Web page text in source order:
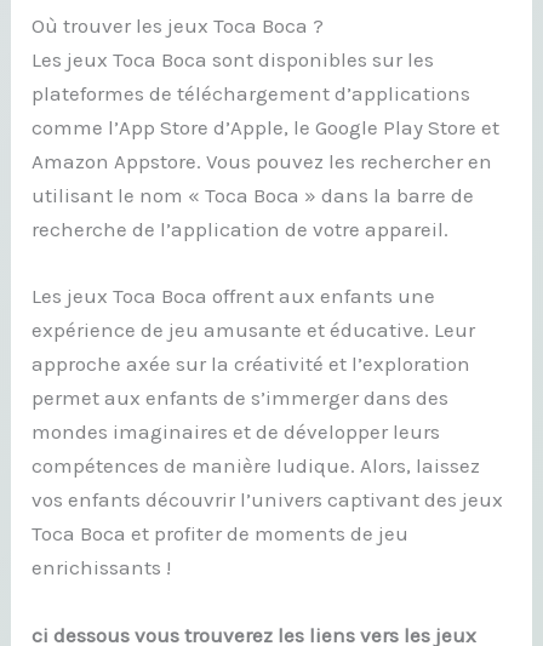
Où trouver les jeux Toca Boca ?
Les jeux Toca Boca sont disponibles sur les
plateformes de téléchargement d’applications
comme l’App Store d’Apple, le Google Play Store et
Amazon Appstore. Vous pouvez les rechercher en
utilisant le nom « Toca Boca » dans la barre de
recherche de l’application de votre appareil.
Les jeux Toca Boca offrent aux enfants une
expérience de jeu amusante et éducative. Leur
approche axée sur la créativité et l’exploration
permet aux enfants de s’immerger dans des
mondes imaginaires et de développer leurs
compétences de manière ludique. Alors, laissez
vos enfants découvrir l’univers captivant des jeux
Toca Boca et profiter de moments de jeu
enrichissants !
ci dessous vous trouverez les liens vers les jeux